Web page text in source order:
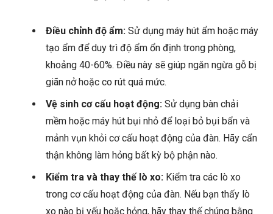
Điều chỉnh độ ẩm: Sử dụng máy hút ẩm hoặc máy
tạo ẩm để duy trì độ ẩm ổn định trong phòng,
khoảng 40-60%. Điều này sẽ giúp ngăn ngừa gỗ bị
giãn nở hoặc co rút quá mức.
Vệ sinh cơ cấu hoạt động: Sử dụng bàn chải
mềm hoặc máy hút bụi nhỏ để loại bỏ bụi bẩn và
mảnh vụn khỏi cơ cấu hoạt động của đàn. Hãy cẩn
thận không làm hỏng bất kỳ bộ phận nào.
Kiểm tra và thay thế lò xo: Kiểm tra các lò xo
trong cơ cấu hoạt động của đàn. Nếu bạn thấy lò
xo nào bị yếu hoặc hỏng, hãy thay thế chúng bằng